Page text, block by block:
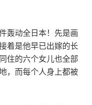
轰动全日本！先是画
着是他早已出嫁的长
住的六个女儿也全部
，而每个人身上都被